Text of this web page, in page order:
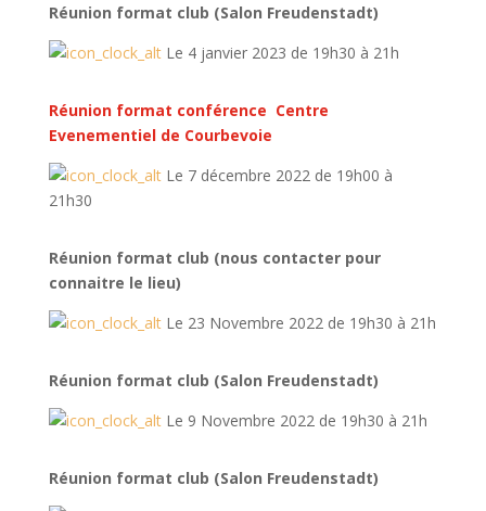
Réunion format club (Salon Freudenstadt)
Le 4 janvier 2023 de 19h30 à 21h
Réunion format conférence Centre
Evenementiel de Courbevoie
Le 7 décembre 2022 de 19h00 à
21h30
Réunion format club (nous contacter pour
connaitre le lieu)
Le 23 Novembre 2022 de 19h30 à 21h
Réunion format club (Salon Freudenstadt)
Le 9 Novembre 2022 de 19h30 à 21h
Réunion format club (Salon Freudenstadt)